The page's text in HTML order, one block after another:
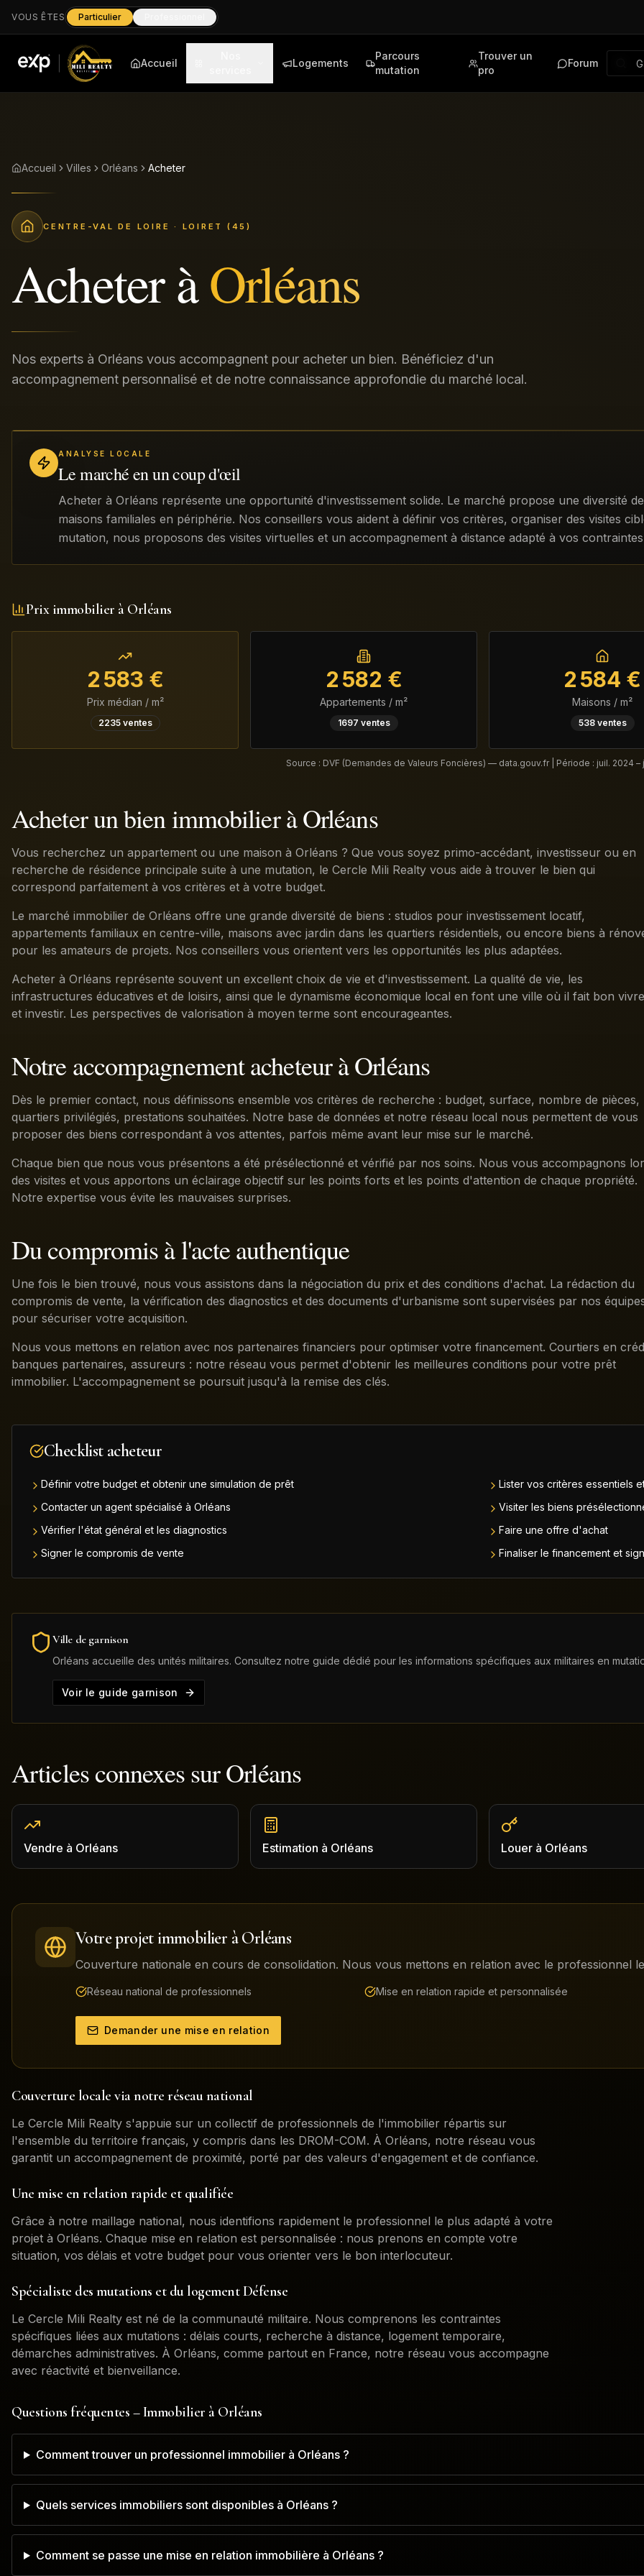
VOUS ÊTES Particulier
Accueil Logements
Parcours
mutation
Trouver un
pro
Forum
Accueil Villes Orléans Acheter
CENTRE-VAL DE LOIRE · LOIRET (45)
AcheteràOrléans
Nos experts à Orléans vous accompagnent pour acheter un bien. Bénéficiez d'un
accompagnement personnalisé et de notre connaissance approfondie du marché local.
ANALYSE LOCALE
Le marché en un coup d'œil
Acheter à Orléans représente une opportunité d'investissement solide. Le marché propose une diversité
maisons familiales en périphérie. Nos conseillers vous aident à définir vos critères, organiser des visites
mutation, nous proposons des visites virtuelles et un accompagnement à distance adapté à vos
Prix immobilier à Orléans
2 583 €
Prix médian / m²
2235ventes
2 582 €
Appartements / m²
1697 ventes
2 584 €
Maisons / m²
538ventes
Source : DVF (Demandes de Valeurs Foncières) — data.gouv.fr | Période : juil. 2024 –
Acheter un bien immobilier à Orléans
Vous recherchez un appartement ou une maison à Orléans ? Que vous soyez primo-accédant, investisseur ou en
recherche de résidence principale suite à une mutation, le Cercle Mili Realty vous aide à trouver le bien qui
correspond parfaitement à vos critères et à votre budget.
Le marché immobilier de Orléans offre une grande diversité de biens : studios pour investissement locatif,
appartements familiaux en centre-ville, maisons avec jardin dans les quartiers résidentiels, ou encore biens à
pour les amateurs de projets. Nos conseillers vous orientent vers les opportunités les plus adaptées.
Acheter à Orléans représente souvent un excellent choix de vie et d'investissement. La qualité de vie, les
infrastructures éducatives et de loisirs, ainsi que le dynamisme économique local en font une ville où il fait bon vivre
et investir. Les perspectives de valorisation à moyen terme sont encourageantes.
Notre accompagnement acheteur à Orléans
Dès le premier contact, nous définissons ensemble vos critères de recherche : budget, surface, nombre de pièces,
quartiers privilégiés, prestations souhaitées. Notre base de données et notre réseau local nous permettent de vous
proposer des biens correspondant à vos attentes, parfois même avant leur mise sur le marché.
Chaque bien que nous vous présentons a été présélectionné et vérifié par nos soins. Nous vous accompagnons
des visites et vous apportons un éclairage objectif sur les points forts et les points d'attention de chaque propriété.
Notre expertise vous évite les mauvaises surprises.
Du compromis à l'acte authentique
Une fois le bien trouvé, nous vous assistons dans la négociation du prix et des conditions d'achat. La rédaction du
compromis de vente, la vérification des diagnostics et des documents d'urbanisme sont supervisées par nos
pour sécuriser votre acquisition.
Nous vous mettons en relation avec nos partenaires financiers pour optimiser votre financement. Courtiers en
banques partenaires, assureurs : notre réseau vous permet d'obtenir les meilleures conditions pour votre prêt
immobilier. L'accompagnement se poursuit jusqu'à la remise des clés.
Checklist acheteur
Définir votre budget et obtenir une simulation de prêt
Lister vos critères essentiels
Contacter un agent spécialisé à Orléans
Visiter les biens
Vérifier l'état général et les diagnostics
Faire une offre d'achat
Signer le compromis de vente
Finaliser le financement et
Ville de garnison
Orléans accueille des unités militaires. Consultez notre guide dédié pour les informations spécifiques aux militaires en
Voir le guide garnison
Articles connexes surOrléans
Vendre à Orléans Estimation à Orléans Louer à Orléans
Votre projet immobilier àOrléans
Couverture nationale en cours de consolidation. Nous vous mettons en relation avec le professionnel
Réseau national de professionnels Mise en relation rapide et personnalisée
Demander une mise en relation
Couverture locale via notre réseau national
Le Cercle Mili Realty s'appuie sur un collectif de professionnels de l'immobilier répartis sur
l'ensemble du territoire français, y compris dans les DROM-COM. À Orléans, notre réseau vous
garantit un accompagnement de proximité, porté par des valeurs d'engagement et de confiance.
Une mise en relation rapide et qualifiée
Grâce à notre maillage national, nous identifions rapidement le professionnel le plus adapté à votre
projet à Orléans. Chaque mise en relation est personnalisée : nous prenons en compte votre
situation, vos délais et votre budget pour vous orienter vers le bon interlocuteur.
Spécialiste des mutations et du logement Défense
Le Cercle Mili Realty est né de la communauté militaire. Nous comprenons les contraintes
spécifiques liées aux mutations : délais courts, recherche à distance, logement temporaire,
démarches administratives. À Orléans, comme partout en France, notre réseau vous accompagne
avec réactivité et bienveillance.
Questions fréquentes – Immobilier à Orléans
Comment trouver un professionnel immobilier à Orléans ?
Quels services immobiliers sont disponibles à Orléans ?
Comment se passe une mise en relation immobilière à Orléans ?